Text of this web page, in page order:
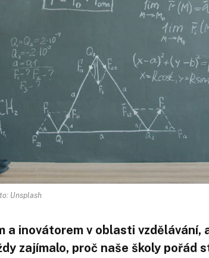
Unsplash
inovátorem v oblasti vzdělávání,
zajímalo, proč naše školy pořád